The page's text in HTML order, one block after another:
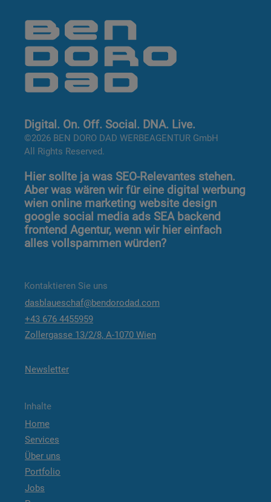
Digital. On. Off. Social. DNA. Live.
©2026 BEN DORO DAD WERBEAGENTUR GmbH
All Rights Reserved.
Hier sollte ja was SEO-Relevantes stehen.
Aber was wären wir für eine digital werbung
wien online marketing website design
google social media ads SEA backend
frontend Agentur, wenn wir hier einfach
alles vollspammen würden?
Kontaktieren Sie uns
dasblaueschaf@bendorodad.com
+43 676 4455959
Zollergasse 13/2/8, A-1070 Wien
Newsletter
Inhalte
Home
Services
Über uns
Portfolio
Jobs